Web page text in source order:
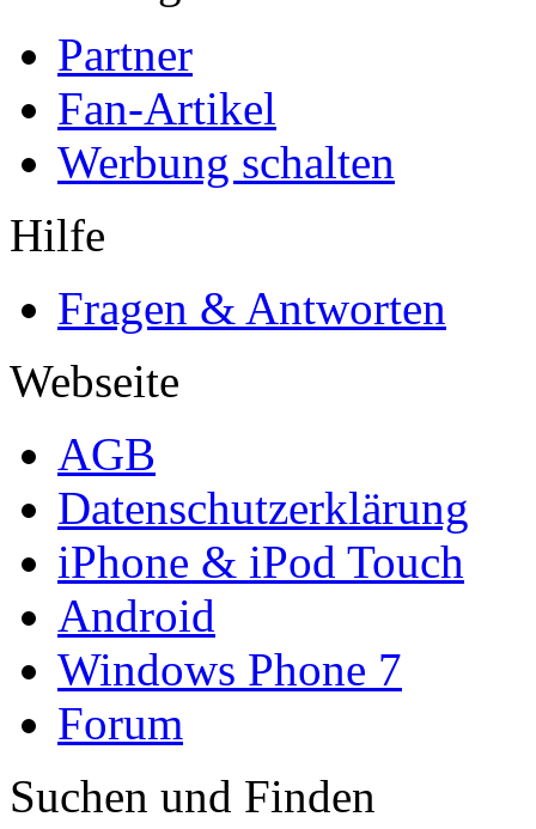
Partner
Fan-Artikel
Werbung schalten
Hilfe
Fragen & Antworten
Webseite
AGB
Datenschutzerklärung
iPhone & iPod Touch
Android
Windows Phone 7
Forum
Suchen und Finden